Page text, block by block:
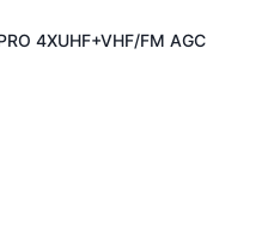
4XUHF+VHF/FM AGC